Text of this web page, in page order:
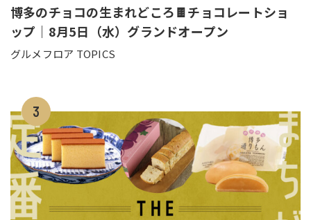
博多のチョコの生まれどころ🍫チョコレートショ
ップ｜8月5日（水）グランドオープン
グルメフロア TOPICS
3